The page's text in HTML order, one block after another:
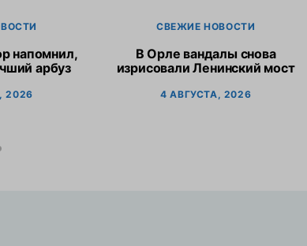
напомнил,
арбуз
2026
СВЕЖИЕ НОВОСТИ
В Орле вандалы снова
изрисовали Ленинский мост
4 АВГУСТА, 2026